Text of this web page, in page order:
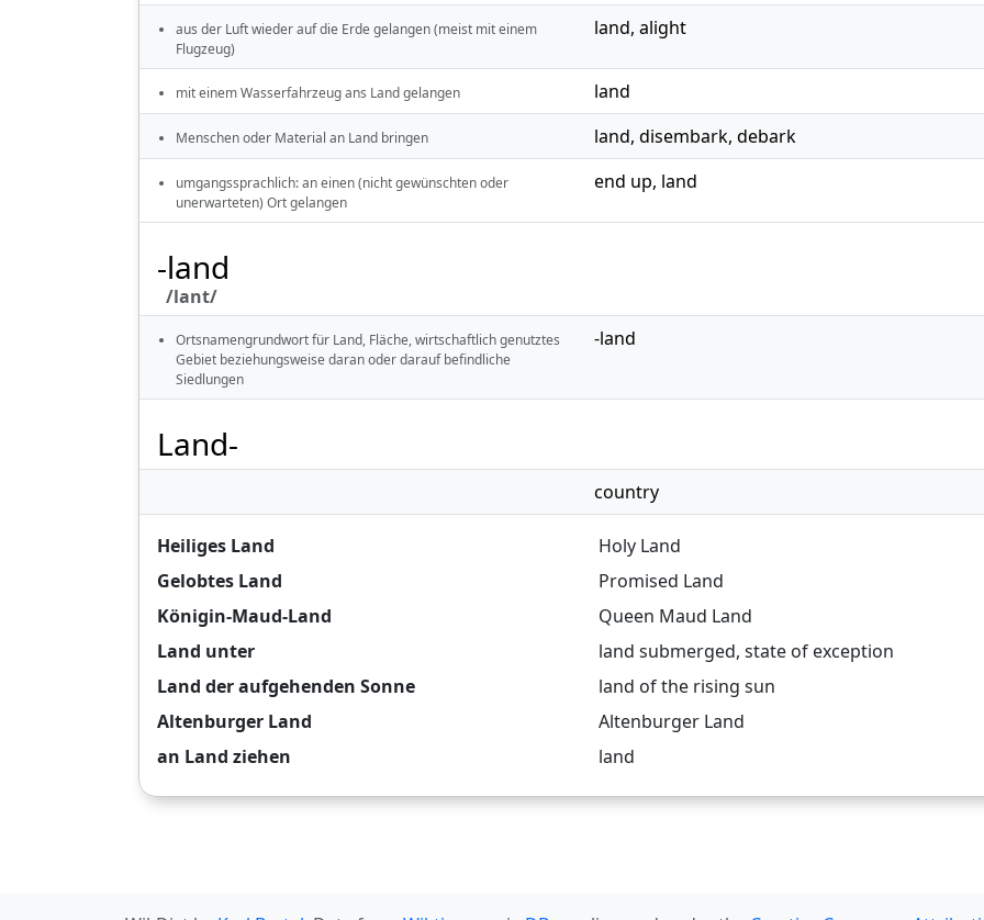
aus der Luft wieder auf die Erde gelangen (meist mit einem
Flugzeug)
land, alight
mit einem Wasserfahrzeug ans Land gelangen land
Menschen oder Material an Land bringen land, disembark, debark
umgangssprachlich: an einen (nicht gewünschten oder
unerwarteten) Ort gelangen
end up, land
-land
/lant/
Ortsnamengrundwort für Land, Fläche, wirtschaftlich genutztes
Gebiet beziehungsweise daran oder darauf befindliche
Siedlungen
-land
Land-
country
Heiliges Land
Holy Land
Gelobtes Land
Promised Land
Königin-Maud-Land
Queen Maud Land
Land unter
land submerged, state of exception
Land der aufgehenden Sonne
land of the rising sun
Altenburger Land
Altenburger Land
an Land ziehen
land